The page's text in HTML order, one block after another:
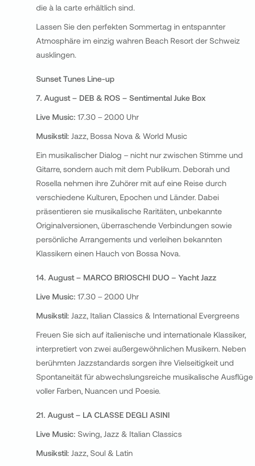
die à la carte erhältlich sind.
Lassen Sie den perfekten Sommertag in entspannter
Atmosphäre im einzig wahren Beach Resort der Schweiz
ausklingen.
Sunset Tunes Line-up
7. August – DEB & ROS – Sentimental Juke Box
Live Music: 17.30 – 20.00 Uhr
Musikstil: Jazz, Bossa Nova & World Music
Ein musikalischer Dialog – nicht nur zwischen Stimme und
Gitarre, sondern auch mit dem Publikum. Deborah und
Rosella nehmen ihre Zuhörer mit auf eine Reise durch
verschiedene Kulturen, Epochen und Länder. Dabei
präsentieren sie musikalische Raritäten, unbekannte
Originalversionen, überraschende Verbindungen sowie
persönliche Arrangements und verleihen bekannten
Klassikern einen Hauch von Bossa Nova.
14. August – MARCO BRIOSCHI DUO – Yacht Jazz
Live Music: 17.30 – 20.00 Uhr
Musikstil: Jazz, Italian Classics & International Evergreens
Freuen Sie sich auf italienische und internationale Klassiker,
interpretiert von zwei außergewöhnlichen Musikern. Neben
berühmten Jazzstandards sorgen ihre Vielseitigkeit und
Spontaneität für abwechslungsreiche musikalische Ausflüge
voller Farben, Nuancen und Poesie.
21. August – LA CLASSE DEGLI ASINI
Live Music: Swing, Jazz & Italian Classics
Musikstil: Jazz, Soul & Latin